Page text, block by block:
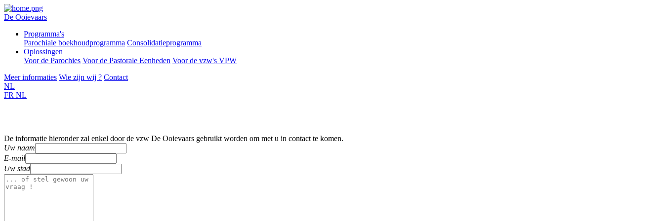
De Ooievaars
Programma's
Parochiale boekhoudprogramma Consolidatieprogramma
Oplossingen
Voor de Parochies Voor de Pastorale Eenheden Voor de vzw's VPW
Meer informaties Wie zijn wij ? Contact
NL
FR NL
De informatie hieronder zal enkel door de vzw De Ooievaars gebruikt worden om met u in contact te komen.
Uw naam
E-mail
Uw stad